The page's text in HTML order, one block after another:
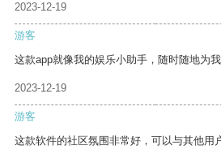
2023-12-19
游客
这款app就像我的娱乐小助手，随时随地为我
2023-12-19
游客
这款软件的社区氛围非常好，可以与其他用